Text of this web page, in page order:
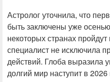
Астролог уточнила, что
быть заключены уже осенью
некоторых странах
специалист не исключила
действий. Глоба выразила
долгий мир наступит в 2026